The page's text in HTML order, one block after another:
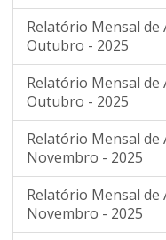
Relatório Mensal
Outubro - 2025
Relatório Mensal
Outubro - 2025
Relatório Mensal
Novembro - 2025
Relatório Mensal
Novembro - 2025